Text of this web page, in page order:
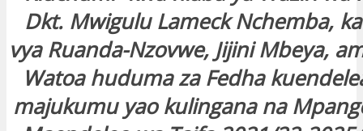
Dkt. Mwigulu Lameck Nchemba,
vya Ruanda-Nzovwe, Jijini Mbeya,
Watoa huduma za Fedha
majukumu yao kulingana na